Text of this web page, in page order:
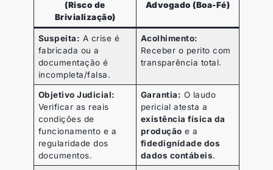
(Risco de
Brivialização)
Advogado (Boa-Fé)
Suspeita: A crise é
fabricada ou a
documentação é
incompleta/falsa.
Acolhimento:
Receber o perito com
transparência total.
Objetivo Judicial:
Verificar as reais
condições de
funcionamento e a
regularidade dos
documentos.
Garantia: O laudo
pericial atesta a
existência física da
produção e a
fidedignidade dos
dados contábeis.